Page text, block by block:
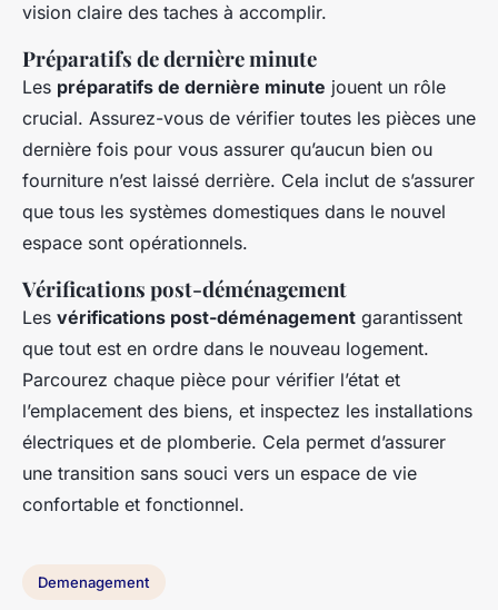
vision claire des taches à accomplir.
Préparatifs de dernière minute
Les préparatifs de dernière minute jouent un rôle
crucial. Assurez-vous de vérifier toutes les pièces une
dernière fois pour vous assurer qu’aucun bien ou
fourniture n’est laissé derrière. Cela inclut de s’assurer
que tous les systèmes domestiques dans le nouvel
espace sont opérationnels.
Vérifications post-déménagement
Les vérifications post-déménagement garantissent
que tout est en ordre dans le nouveau logement.
Parcourez chaque pièce pour vérifier l’état et
l’emplacement des biens, et inspectez les installations
électriques et de plomberie. Cela permet d’assurer
une transition sans souci vers un espace de vie
confortable et fonctionnel.
Demenagement